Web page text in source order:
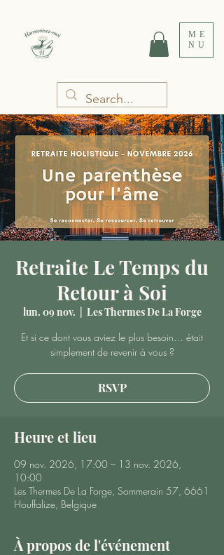
ME
NU
Retraite Le Temps du
Retour à Soi
lun. 09 nov.
Les Thermes De La Forge
Et si ce dont vous aviez le plus besoin… était
simplement de revenir à vous ?
RSVP
Heure et lieu
09 nov. 2026, 17:00 – 13 nov. 2026,
10:00
Les Thermes De La Forge, Sommerain 57, 6661
Houffalize, Belgique
À propos de l'événement